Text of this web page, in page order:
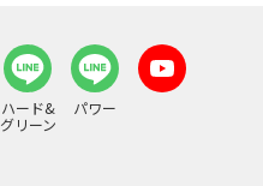
ハード&
グリーン
パワー